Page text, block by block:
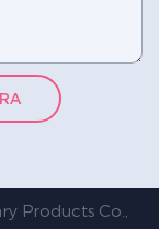
Products Co.,